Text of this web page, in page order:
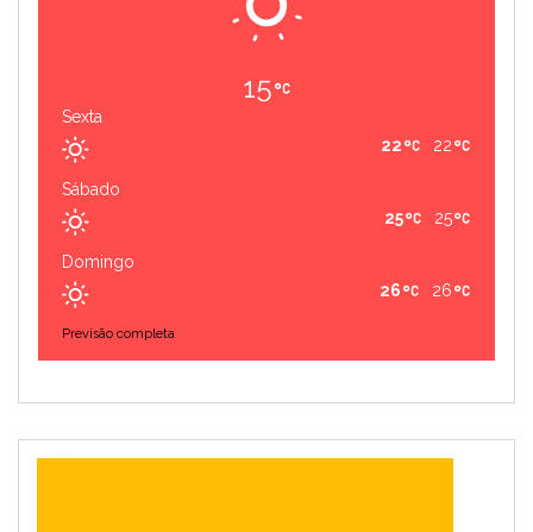
15
Sexta
22
22
Sábado
25
25
Domingo
26
26
Previsão completa